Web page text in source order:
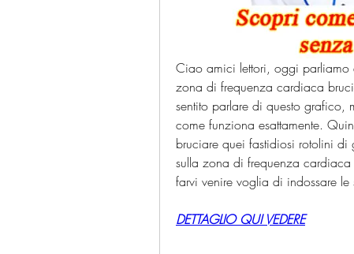
Ciao amici lettori, oggi parliamo
zona di frequenza cardiaca
sentito parlare di questo grafico,
come funziona esattamente.
bruciare quei fastidiosi rotolini di
sulla zona di frequenza
farvi venire voglia di indossare
DETTAGLIO QUI VEDERE